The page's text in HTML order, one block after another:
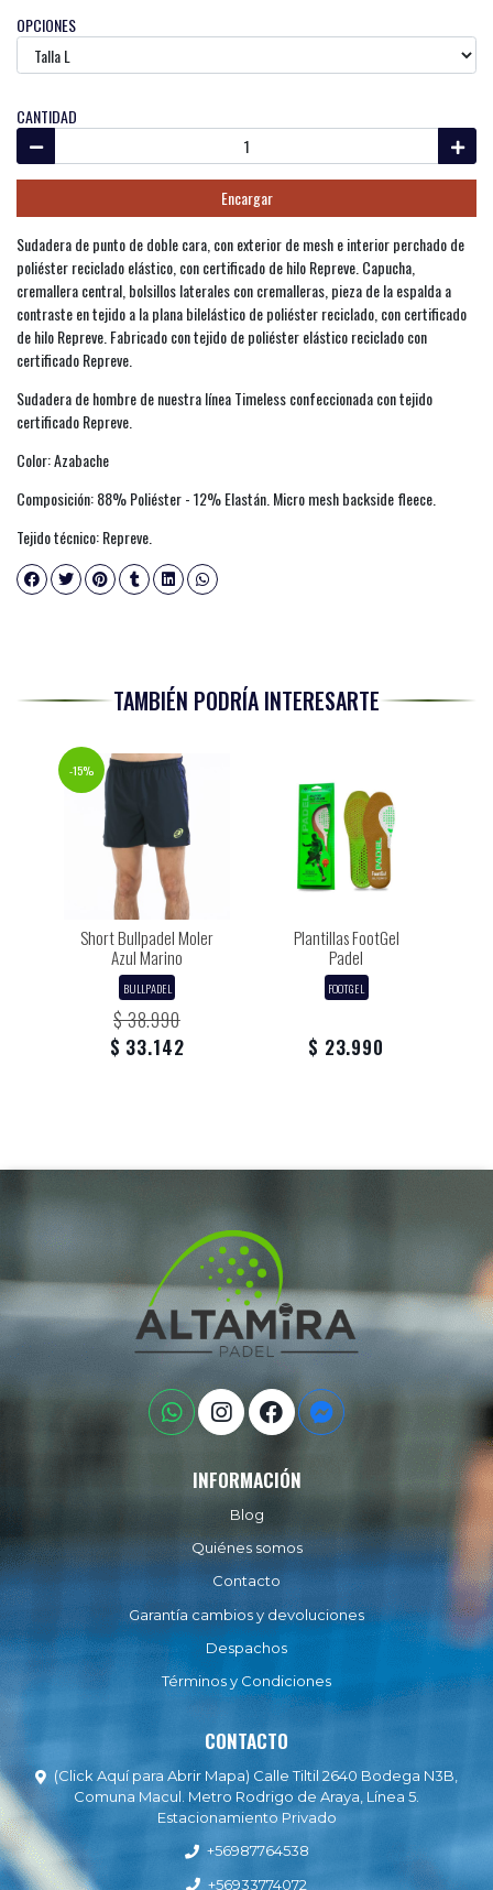
OPCIONES
CANTIDAD
Encargar
Sudadera de punto de doble cara, con exterior de mesh e interior perchado de
poliéster reciclado elástico, con certificado de hilo Repreve. Capucha,
cremallera central, bolsillos laterales con cremalleras, pieza de la espalda a
contraste en tejido a la plana bilelástico de poliéster reciclado, con certificado
de hilo Repreve. Fabricado con tejido de poliéster elástico reciclado con
certificado Repreve.
Sudadera de hombre de nuestra línea Timeless confeccionada con tejido
certificado Repreve.
Color: Azabache
Composición: 88% Poliéster - 12% Elastán. Micro mesh backside fleece.
Tejido técnico: Repreve.
TAMBIÉN PODRÍA INTERESARTE
-15%
Short Bullpadel Moler
Azul Marino
BULLPADEL
$ 38.990
$ 33.142
Plantillas FootGel
Padel
FOOTGEL
$ 23.990
INFORMACIÓN
Blog
Quiénes somos
Contacto
Garantía cambios y devoluciones
Despachos
Términos y Condiciones
CONTACTO
(Click Aquí para Abrir Mapa) Calle Tiltil 2640 Bodega N3B,
Comuna Macul. Metro Rodrigo de Araya, Línea 5.
Estacionamiento Privado
+56987764538
+56933774072